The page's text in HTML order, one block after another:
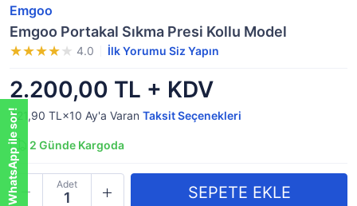
Emgoo
Emgoo Portakal Sıkma Presi Kollu Model
4.0 İlk Yorumu Siz Yapın
2.200,00 TL + KDV
321,90 TL×10 Ay'a Varan Taksit Seçenekleri
2 Günde Kargoda
Adet
WhatsApp ile sor!